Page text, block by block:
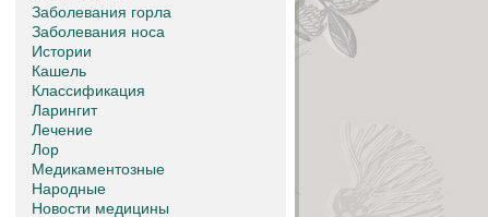
Заболевания горла
Заболевания носа
Истории
Кашель
Классификация
Ларингит
Лечение
Лор
Медикаментозные
Народные
Новости медицины